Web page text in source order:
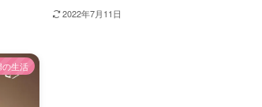
2022年7月11日
の生活